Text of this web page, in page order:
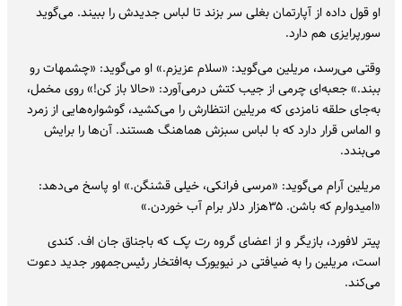
او قول داده از آپارتمان بغلی سر بزند تا لباس جدیدش را ببیند. می‌گوید
سورپرایزی هم دارد.
وقتی می‌رسد، مریلین می‌گوید: «سلام عزیزم.» او می‌گوید: «چشمهات رو
ببند.» جعبه‌ای چرمی از جیب کتش درمی‌آورد: «حالا باز کن!» روی مخمل،
به‌جای حلقه‌ نامزدی که مریلین انتظارش را می‌کشید، گوشواره‌هایی از زمرد
و الماس قرار دارد که با لباس سبزش هماهنگ هستند. آن‌ها را برایش
می‌بندد.
مریلین آرام می‌گوید: «مرسی فرانکی، خیلی قشنگن.» او پاسخ می‌دهد:
«امیدوارم که باشن. ۳۵هزار دلار برام آب خوردن.»
پیتر لافورد، بازیگر و از اعضای گروهرت پک که باجناق جان اف. کندی
است، مریلین را به ضیافتی در نیویورک به‌افتخار رئیس‌جمهور جدید دعوت
می‌کند.